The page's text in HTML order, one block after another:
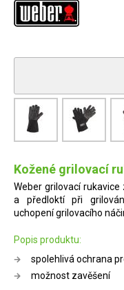
Kožené grilovací
Weber grilovací
a předloktí při
uchopení grilovacího
Popis produktu:
spolehlivá ochrana
možnost zavěšení